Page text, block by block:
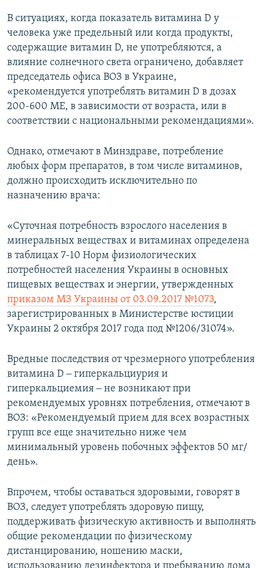
В ситуациях, когда показатель витамина D у
человека уже предельный или когда продукты,
содержащие витамин D, не употребляются, а
влияние солнечного света ограничено, добавляет
председатель офиса ВОЗ в Украине,
«рекомендуется употреблять витамин D в дозах
200-600 МЕ, в зависимости от возраста, или в
соответствии с национальными рекомендациями».
Однако, отмечают в Минздраве, потребление
любых форм препаратов, в том числе витаминов,
должно происходить исключительно по
назначению врача:
«Суточная потребность взрослого населения в
минеральных веществах и витаминах определена
в таблицах 7-10 Норм физиологических
потребностей населения Украины в основных
пищевых веществах и энергии, утвержденных
приказом МЗ Украины от 03.09.2017 №1073,
зарегистрированных в Министерстве юстиции
Украины 2 октября 2017 года под №1206/31074».
Вредные последствия от чрезмерного употребления
витамина D ‒ гиперкальциурия и
гиперкальциемия ‒ не возникают при
рекомендуемых уровнях потребления, отмечают в
ВОЗ: «Рекомендуемый прием для всех возрастных
групп все еще значительно ниже чем
минимальный уровень побочных эффектов 50 мг/
день».
Впрочем, чтобы оставаться здоровыми, говорят в
ВОЗ, следует употреблять здоровую пищу,
поддерживать физическую активность и выполнять
общие рекомендации по физическому
дистанцированию, ношению маски,